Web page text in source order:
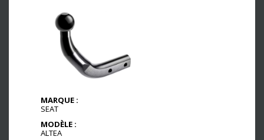
MARQUE :
SEAT
MODÈLE :
ALTEA